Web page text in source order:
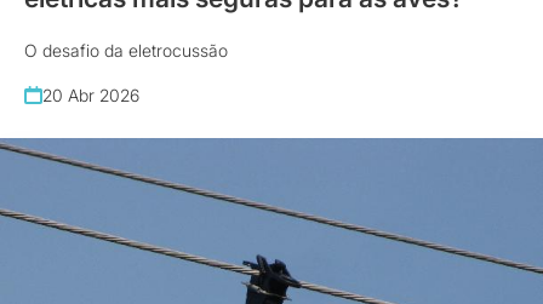
O desafio da eletrocussão
20 Abr 2026